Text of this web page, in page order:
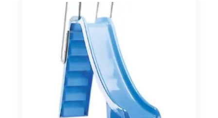
Las
opciones
se
pueden
elegir
en
página
de
producto